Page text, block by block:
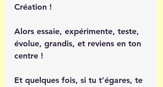
Création !
Alors essaie, expérimente, teste,
évolue, grandis, et reviens en ton
centre !
Et quelques fois, si tu t’égares, te